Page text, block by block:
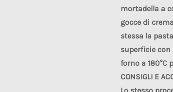
mortadella a
gocce di
stessa la
superficie
forno a 180°C
CONSIGLI E